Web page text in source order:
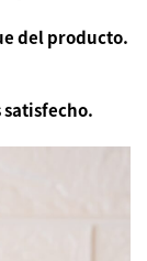
del producto.
satisfecho.